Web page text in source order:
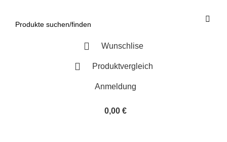
Wunschlise
Produktvergleich
Anmeldung
0,00 €